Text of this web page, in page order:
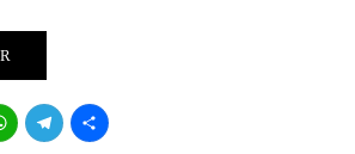
WhatsApp
Telegram